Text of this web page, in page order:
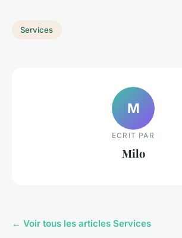
Services
M
ECRIT PAR
Milo
← Voir tous les articles Services